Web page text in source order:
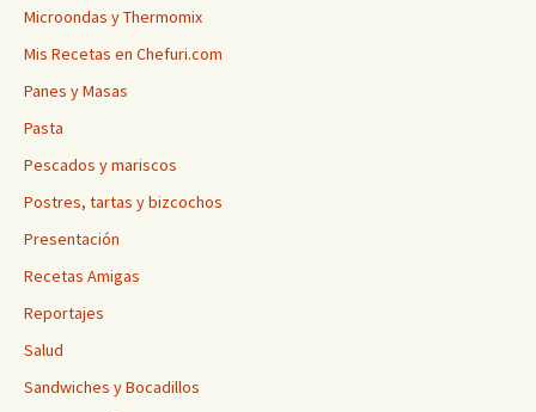
Microondas y Thermomix
Mis Recetas en Chefuri.com
Panes y Masas
Pasta
Pescados y mariscos
Postres, tartas y bizcochos
Presentación
Recetas Amigas
Reportajes
Salud
Sandwiches y Bocadillos